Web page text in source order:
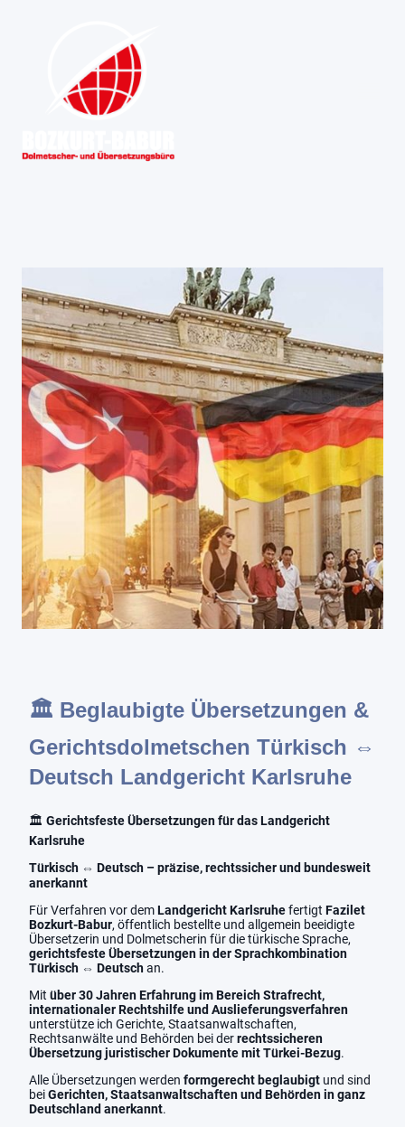
🏛️ Beglaubigte Übersetzungen &
Gerichtsdolmetschen Türkisch ⇔
Deutsch Landgericht Karlsruhe
🏛️ Gerichtsfeste Übersetzungen für das Landgericht
Karlsruhe
Türkisch ⇔ Deutsch – präzise, rechtssicher und bundesweit
anerkannt
Für Verfahren vor demLandgericht Karlsruhefertigt Fazilet
Bozkurt-Babur, öffentlich bestellte und allgemein beeidigte
Übersetzerin und Dolmetscherin für die türkische Sprache,
gerichtsfeste Übersetzungen in der Sprachkombination
Türkisch ⇔ Deutschan.
Mit über 30 Jahren Erfahrung im Bereich Strafrecht,
internationaler Rechtshilfe und Auslieferungsverfahren
unterstütze ich Gerichte, Staatsanwaltschaften,
Rechtsanwälte und Behörden bei derrechtssicheren
Übersetzung juristischer Dokumente mit Türkei-Bezug.
Alle Übersetzungen werden formgerecht beglaubigt und sind
beiGerichten, Staatsanwaltschaften und Behörden in ganz
Deutschland anerkannt.